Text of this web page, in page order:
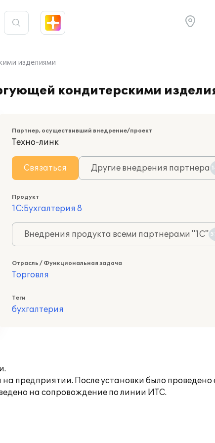
изделиями
кондитерскими
Партнер, осуществивший внедрение/проект
Техно-линк
Связаться Другие внедрения партнера
Продукт
1С:Бухгалтерия 8
Внедрения продукта всеми партнерами "1С"
Отрасль / Функциональная задача
Торговля
Теги
бухгалтерия
предприятии. После установки было проведено
на сопровождение по линии ИТС.